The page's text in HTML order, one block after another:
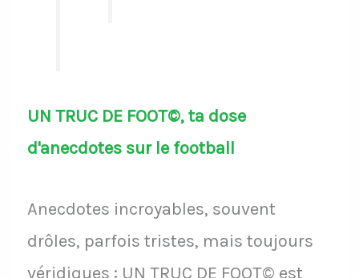
UN TRUC DE FOOT©, ta dose
d'anecdotes sur le football
Anecdotes incroyables, souvent
drôles, parfois tristes, mais toujours
véridiques : UN TRUC DE FOOT© est